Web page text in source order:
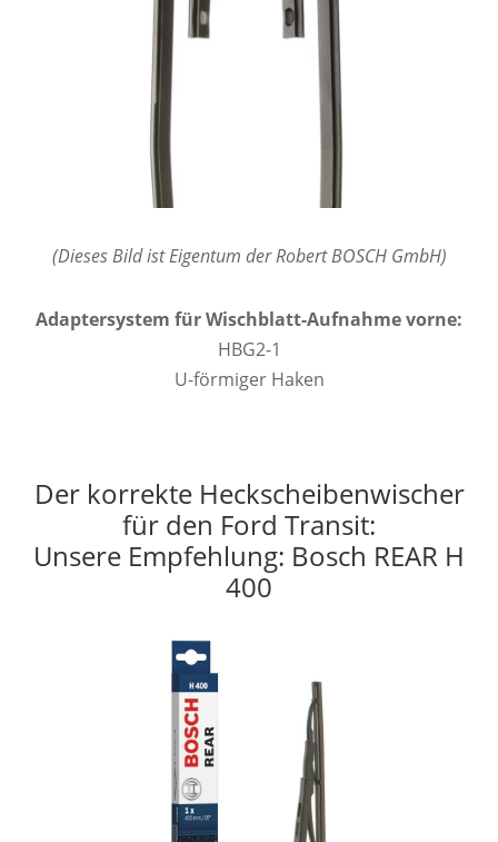
(Dieses Bild ist Eigentum der Robert BOSCH GmbH)
Adaptersystem für Wischblatt-Aufnahme vorne:
HBG2-1
U-förmiger Haken
Der korrekte Heckscheibenwischer
für den Ford Transit:
Unsere Empfehlung: Bosch REAR H
400